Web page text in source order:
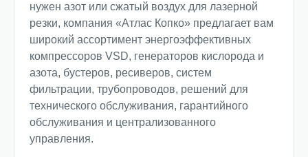
нужен азот или сжатый воздух для лазерной
резки, компания «Атлас Копко» предлагает вам
широкий ассортимент энергоэффективных
компрессоров VSD, генераторов кислорода и
азота, бустеров, ресиверов, систем
фильтрации, трубопроводов, решений для
технического обслуживания, гарантийного
обслуживания и централизованного
управления.